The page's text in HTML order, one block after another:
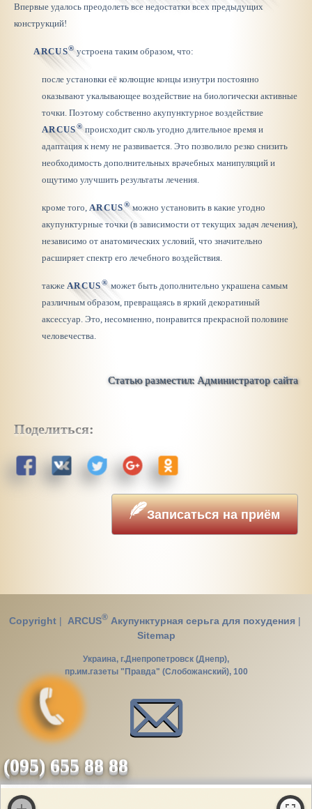
Впервые удалось преодолеть все недостатки всех предыдущих
конструкций!
ARCUS®устроена таким образом, что:
после установки её колющие концы изнутри постоянно
оказывают укалывающее воздействие на биологически активные
точки. Поэтому собственно акупунктурное воздействие
ARCUS®происходит сколь угодно длительное время и
адаптация к нему не развивается. Это позволило резко снизить
необходимость дополнительных врачебных манипуляций и
ощутимо улучшить результаты лечения.
кроме того, ARCUS®можно установить в какие угодно
акупунктурные точки (в зависимости от текущих задач лечения),
независимо от анатомических условий, что значительно
расширяет спектр его лечебного воздействия.
также ARCUS® может быть дополнительно украшена самым
различным образом, превращаясь в яркий декоратиный
аксессуар. Это, несомненно, понравится прекрасной половине
человечества.
Статью разместил: Администратор сайта
Поделиться:
Записаться на приём
Copyright| ARCUS®Акупунктурная серьга для похудения|
Sitemap
Украина, г.Днепропетровск (Днепр),
пр.им.газеты "Правда" (Слобожанский), 100
(095) 655 88 88